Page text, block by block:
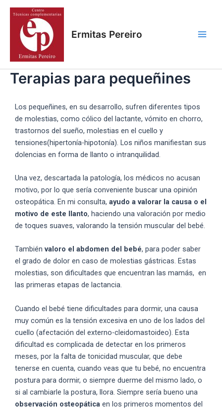
contenido
Ermitas Pereiro
Terapias para pequeñines
Los pequeñines, en su desarrollo, sufren diferentes tipos
de molestias, como cólico del lactante, vómito en chorro,
trastornos del sueño, molestias en el cuello y
tensiones(hipertonía-hipotonía). Los niños manifiestan sus
dolencias en forma de llanto o intranquilidad.
Una vez, descartada la patología, los médicos no acusan
motivo, por lo que sería conveniente buscar una opinión
osteopática. En mi consulta, ayudo a valorar la causa o el
motivo de este llanto, haciendo una valoración por medio
de toques suaves, valorando la tensión muscular del bebé.
También valoro el abdomen del bebé, para poder saber
el grado de dolor en caso de molestias gástricas. Estas
molestias, son dificultades que encuentran las mamás, en
las primeras etapas de lactancia.
Cuando el bebé tiene dificultades para dormir, una causa
muy común es la tensión excesiva en uno de los lados del
cuello (afectación del externo-cleidomastoideo). Esta
dificultad es complicada de detectar en los primeros
meses, por la falta de tonicidad muscular, que debe
tenerse en cuenta, cuando veas que tu bebé, no encuentra
postura para dormir, o siempre duerme del mismo lado, o
si al cambiarle la postura, llora. Siempre sería bueno una
observación osteopática en los primeros momentos del